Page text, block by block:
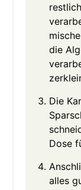
die
Die
Dose
alles